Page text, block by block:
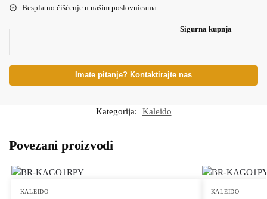
Besplatno čišćenje u našim poslovnicama
Sigurna kupnja
Imate pitanje? Kontaktirajte nas
Kategorija: Kaleido
Povezani proizvodi
KALEIDO KALEIDO